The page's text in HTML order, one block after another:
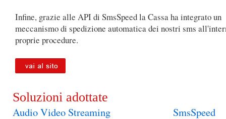
Infine, grazie alle API di SmsSpeed la Cassa ha integrato un
meccanismo di spedizione automatica dei nostri sms
proprie procedure.
Soluzioni adottate
Audio Video Streaming SmsSpeed